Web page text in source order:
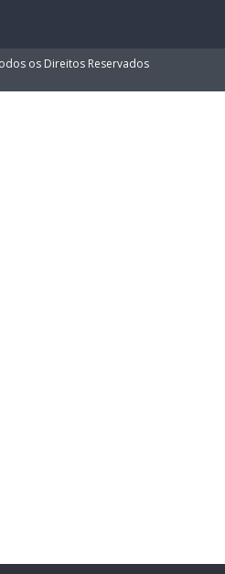
os Direitos Reservados